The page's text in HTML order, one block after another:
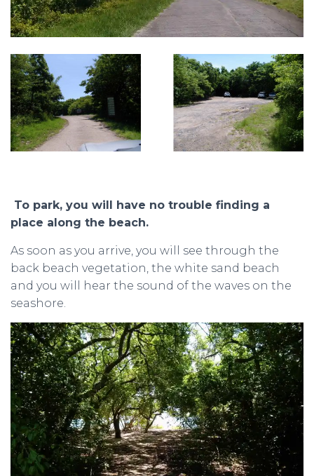
To park, you will have no trouble finding a
place along the beach.
As soon as you arrive, you will see through the
back beach vegetation, the white sand beach
and you will hear the sound of the waves on the
seashore.